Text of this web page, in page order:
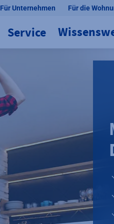
Für Unternehmen Für die
Service